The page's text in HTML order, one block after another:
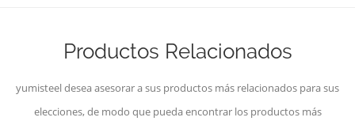
Productos Relacionados
yumisteel desea asesorar a sus productos más relacionados para sus
elecciones, de modo que pueda encontrar los productos más